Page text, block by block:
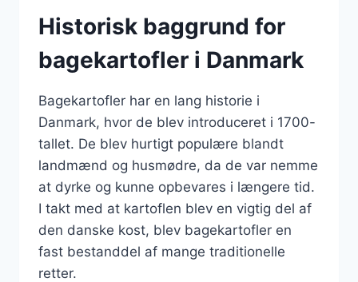
Historisk baggrund for
bagekartofler i Danmark
Bagekartofler har en lang historie i
Danmark, hvor de blev introduceret i 1700-
tallet. De blev hurtigt populære blandt
landmænd og husmødre, da de var nemme
at dyrke og kunne opbevares i længere tid.
I takt med at kartoflen blev en vigtig del af
den danske kost, blev bagekartofler en
fast bestanddel af mange traditionelle
retter.